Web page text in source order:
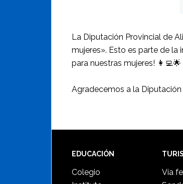
La Diputación Provincial de
mujeres». Esto es parte de la
para nuestras mujeres! 👩‍💻🌟
Agradecemos a la
Footer
EDUCACIÓN
Colegio
Vía